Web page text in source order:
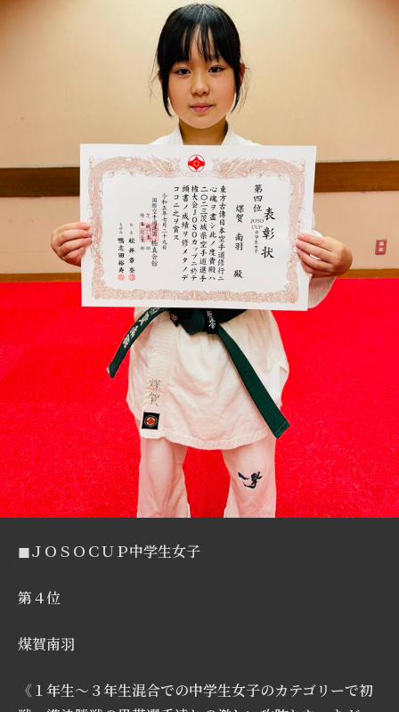
◼︎ＪＯＳＯＣＵＰ中学生女子
第４位
煤賀南羽
《１年生〜３年生混合での中学生女子のカテゴリーで初